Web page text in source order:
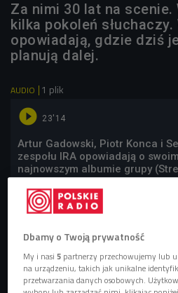
Za nimi 30 lat na scenie.
kilka pokoleń słuchaczy.
opowiadają, gdzie dziś
planują dalej.
AUDIO 1 plik
 23'14
Artur Gadowski, Piotr Konca i
zespołu IRA opowiadają o
najnowszym albumie grupy
Dbamy o Twoją prywatność
My i nasi5 partnerzy przechowujemy lub
na urządzeniu, takich jak unikalne
przetwarzania danych osobowych.